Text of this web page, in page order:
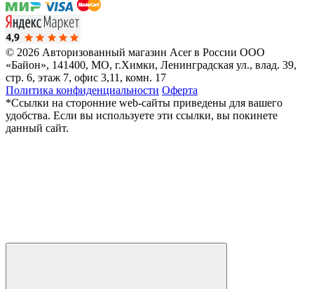
© 2026 Авторизованный магазин Acer в России ООО
«Байон», 141400, МО, г.Химки, Ленинградская ул., влад. 39,
стр. 6, этаж 7, офис 3,11, комн. 17
Политика конфиденциальности Оферта
*Ссылки на сторонние web-сайты приведены для вашего
удобства. Если вы используете эти ссылки, вы покинете
данный сайт.